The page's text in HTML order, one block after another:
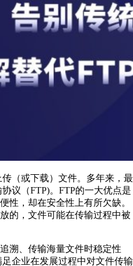
（或下载）文件。多年来，最
议（FTP)。FTP的一大优点是
性，却在安全性上有所欠缺。
的，文件可能在传输过程中被
溯、传输海量文件时稳定性
企业在发展过程中对文件传输